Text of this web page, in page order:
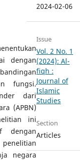
dengan
fungsi.
dari
(APBN)
ini
dengan
negara
2024-02-06
Issue
Vol. 2 No. 1
(2024): Al-
fiqh :
Journal of
Islamic
Studies
Section
Articles